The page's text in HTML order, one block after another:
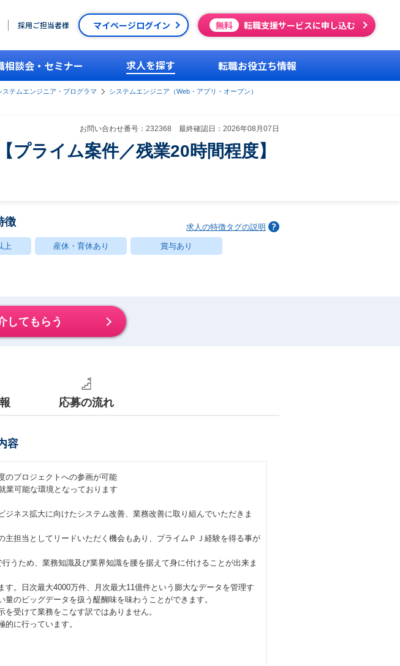
採用ご担当者様 マイページログイン 無料 転職支援サービスに申し込む
相談会・セミナー 求人を探す 転職お役立ち情報
ステムエンジニア・プログラマ
システムエンジニア（Web・アプリ・オープン）
お問い合わせ番号：232368 最終確認日：2026年08月07日
ライム案件／残業20時間程度】
徴 求人の特徴タグの説明
上 産休・育休あり 賞与あり
してもらう
応募の流れ
容
のプロジェクトへの参画が可能
業可能な環境となっております
ジネス拡大に向けたシステム改善、業務改善に取り組んでいただきま
主担当としてリードいただく機会もあり、プライムＰＪ経験を得る事が
うため、業務知識及び業界知識を腰を据えて身に付けることが出来ま
す。日次最大4000万件、月次最大11億件という膨大なデータを管理す
のビッグデータを扱う醍醐味を味わうことができます。
受けて業務をこなす訳ではありません。
に行っています。